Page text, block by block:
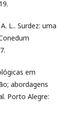
L.. Surdez: uma
em
abordagens
Porto Alegre: